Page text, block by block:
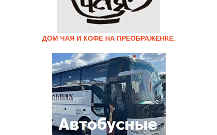
ДОМ ЧАЯ И КОФЕ НА ПРЕОБРАЖЕНКЕ.